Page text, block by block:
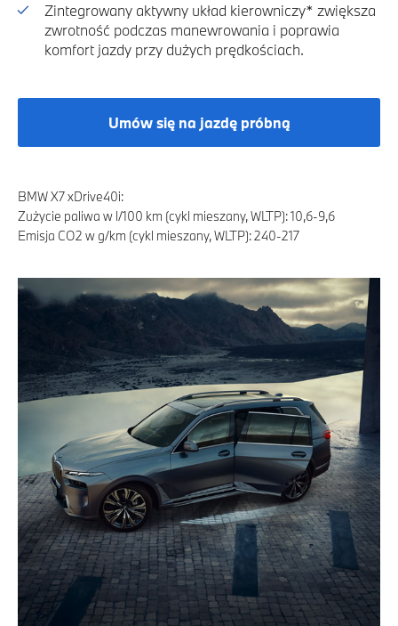
Zintegrowany aktywny układ kierowniczy* zwiększa
zwrotność podczas manewrowania i poprawia
komfort jazdy przy dużych prędkościach.
Umów się na jazdę próbną
BMW X7 xDrive40i:
Zużycie paliwa w l/100 km (cykl mieszany, WLTP): 10,6-9,6
Emisja CO2 w g/km (cykl mieszany, WLTP): 240-217